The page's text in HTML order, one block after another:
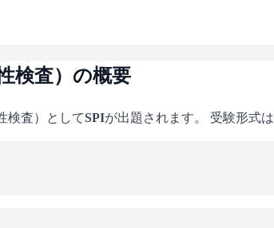
検査）の概要
検査）としてSPIが出題されます。 受験形式は